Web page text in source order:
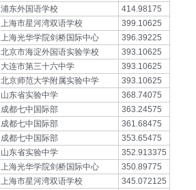
浦东外国语学校
414.98175
上海市星河湾双语学校
399.10625
上海光华学院剑桥国际中心
396.39225
北京市海淀外国语实验学校
393.10625
大连市第三十六中学
393.10625
北京师范大学附属实验中学
393.10625
山东省实验中学
368.74075
成都七中国际部
363.24575
成都七中国际部
361.68475
成都七中国际部
353.65475
山东省实验中学
352.913375
上海光华学院剑桥国际中心
350.89775
上海市星河湾双语学校
345.072125